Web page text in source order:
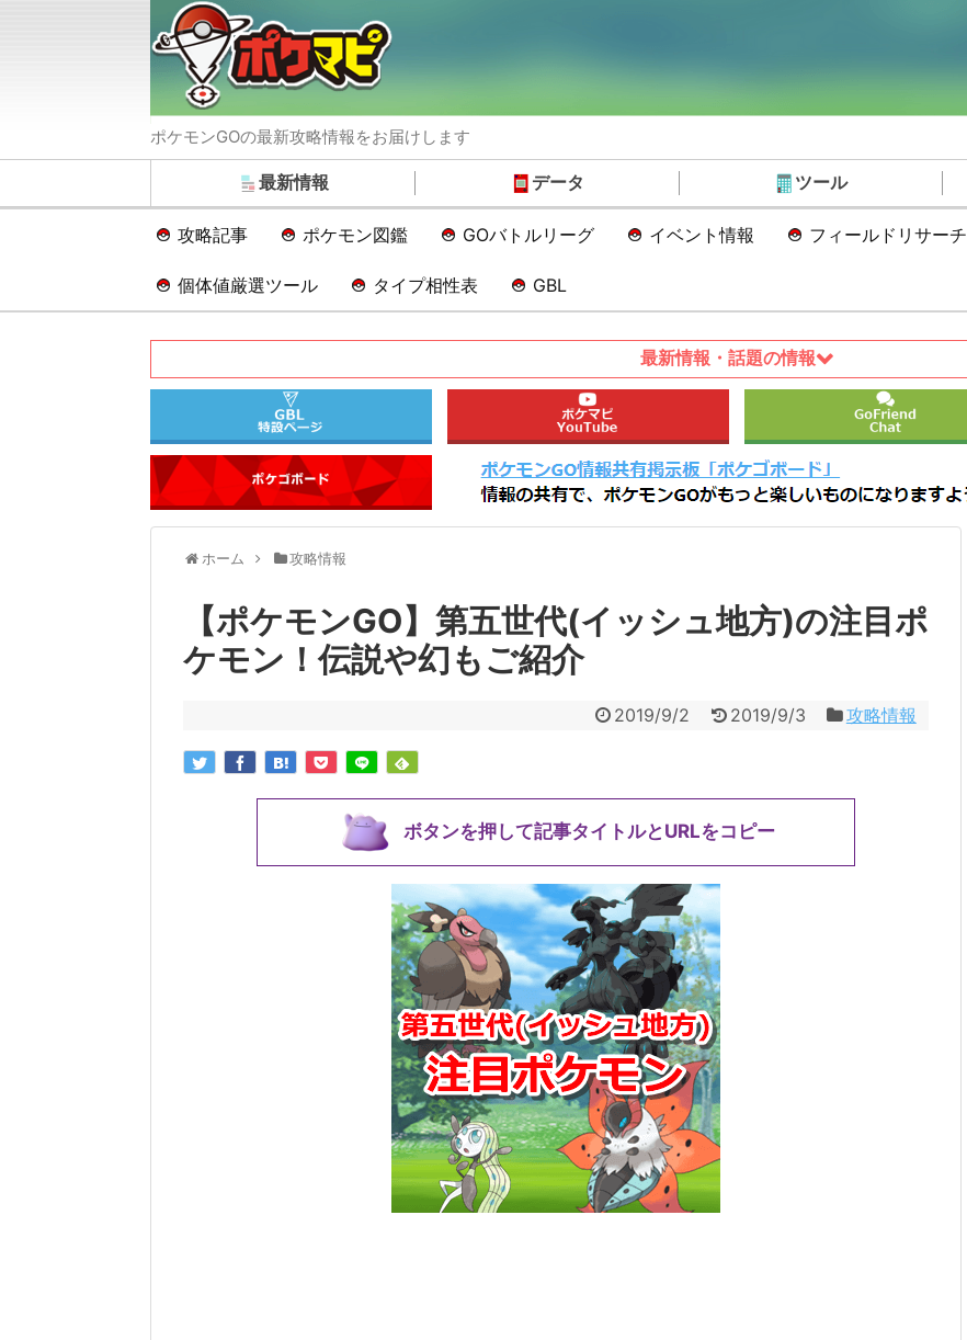
ポケモンGOの最新攻略情報をお届けします
最新情報 データ ツール
攻略記事 ポケモン図鑑 GOバトルリーグ イベント情報 フィールドリサーチ
個体値厳選ツール タイプ相性表 GBL
最新情報・話題の情報
ホーム 攻略情報
【ポケモンGO】第五世代(イッシュ地方)の注目ポ
ケモン！伝説や幻もご紹介
2019/9/2 2019/9/3 攻略情報
ボタンを押して記事タイトルとURLをコピー